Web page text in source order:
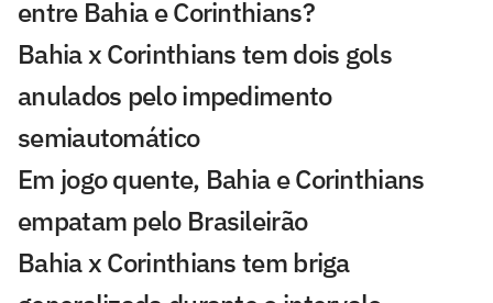
entre Bahia e Corinthians?
Bahia x Corinthians tem dois gols
anulados pelo impedimento
semiautomático
Em jogo quente, Bahia e Corinthians
empatam pelo Brasileirão
Bahia x Corinthians tem briga